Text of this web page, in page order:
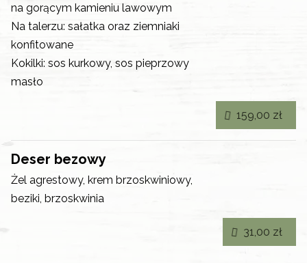
na gorącym kamieniu lawowym
Na talerzu: sałatka oraz ziemniaki
konfitowane
Kokilki: sos kurkowy, sos pieprzowy
masło
Deser bezowy
Żel agrestowy, krem brzoskwiniowy,
beziki, brzoskwinia